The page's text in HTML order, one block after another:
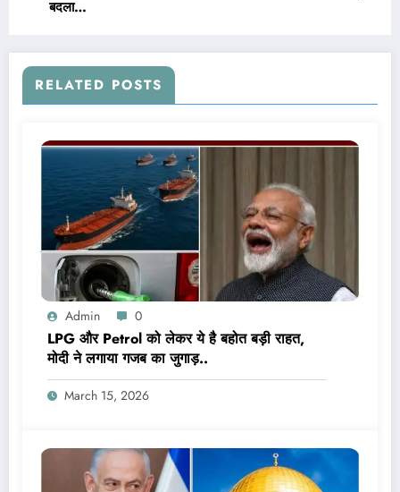
बदला…
RELATED POSTS
Admin 0
LPG और Petrol को लेकर ये है बहोत बड़ी राहत,
मोदी ने लगाया गजब का जुगाड़..
March 15, 2026